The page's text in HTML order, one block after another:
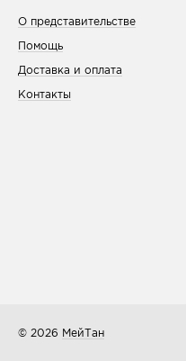
О представительстве
Помощь
Доставка и оплата
Контакты
© 2026 МейТан